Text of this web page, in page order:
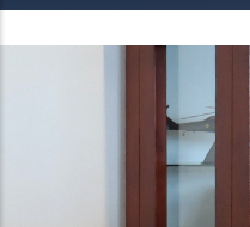
de
ayuda
navegación